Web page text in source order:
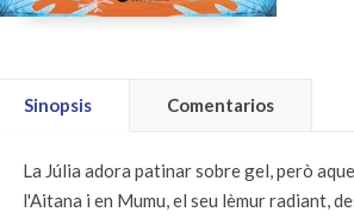
Sinopsis Comentarios
La Júlia adora patinar sobre gel, però
l'Aitana i en Mumu, el seu lèmur radiant,